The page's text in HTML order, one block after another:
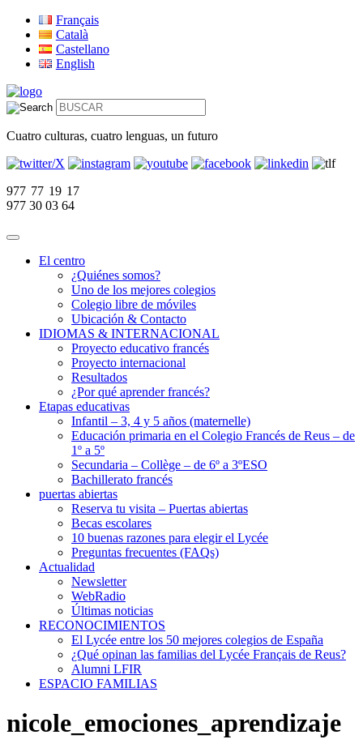
Français
Català
Castellano
English
Cuatro culturas, cuatro lenguas, un futuro
977 77 19 17
977 30 03 64
El centro
¿Quiénes somos?
Uno de los mejores colegios
Colegio libre de móviles
Ubicación & Contacto
IDIOMAS & INTERNACIONAL
Proyecto educativo francés
Proyecto internacional
Resultados
¿Por qué aprender francés?
Etapas educativas
Infantil – 3, 4 y 5 años (maternelle)
Educación primaria en el Colegio Francés de Reus – de
1º a 5º
Secundaria – Collège – de 6º a 3ºESO
Bachillerato francés
puertas abiertas
Reserva tu visita – Puertas abiertas
Becas escolares
10 buenas razones para elegir el Lycée
Preguntas frecuentes (FAQs)
Actualidad
Newsletter
WebRadio
Últimas noticias
RECONOCIMIENTOS
El Lycée entre los 50 mejores colegios de España
¿Qué opinan las familias del Lycée Français de Reus?
Alumni LFIR
ESPACIO FAMILIAS
nicole_emociones_aprendizaje